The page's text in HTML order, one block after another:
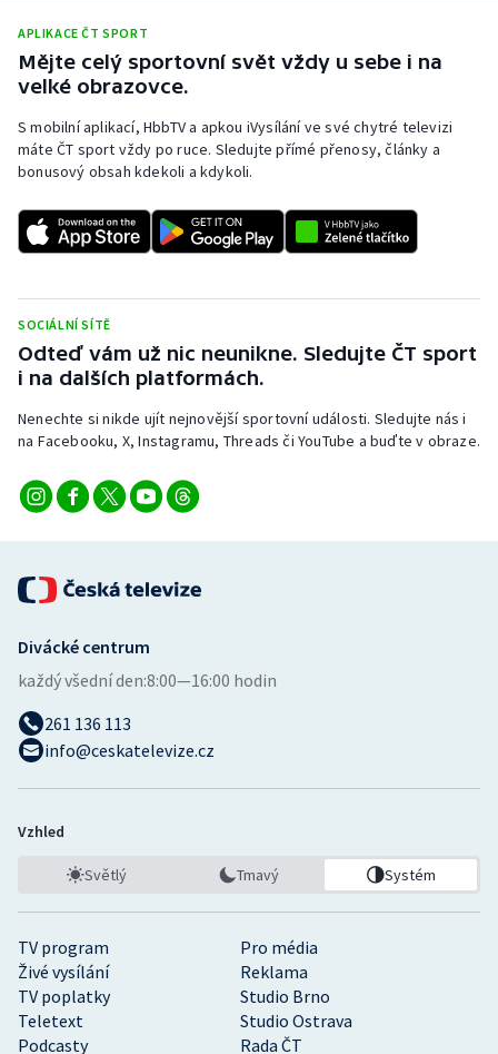
APLIKACE ČT SPORT
Mějte celý sportovní svět vždy u sebe i na
velké obrazovce.
S mobilní aplikací, HbbTV a apkou iVysílání ve své chytré televizi
máte ČT sport vždy po ruce. Sledujte přímé přenosy, články a
bonusový obsah kdekoli a kdykoli.
SOCIÁLNÍ SÍTĚ
Odteď vám už nic neunikne. Sledujte ČT sport
i na dalších platformách.
Nenechte si nikde ujít nejnovější sportovní události. Sledujte nás i
na Facebooku, X, Instagramu, Threads či YouTube a buďte v obraze.
TV program
Pro média
Živé vysílání
Reklama
TV poplatky
Studio Brno
Teletext
Studio Ostrava
Podcasty
Rada ČT
Divácké centrum
každý všední den:8:00—16:00 hodin
261 136 113
info@ceskatelevize.cz
Vzhled
Světlý Tmavý Systém